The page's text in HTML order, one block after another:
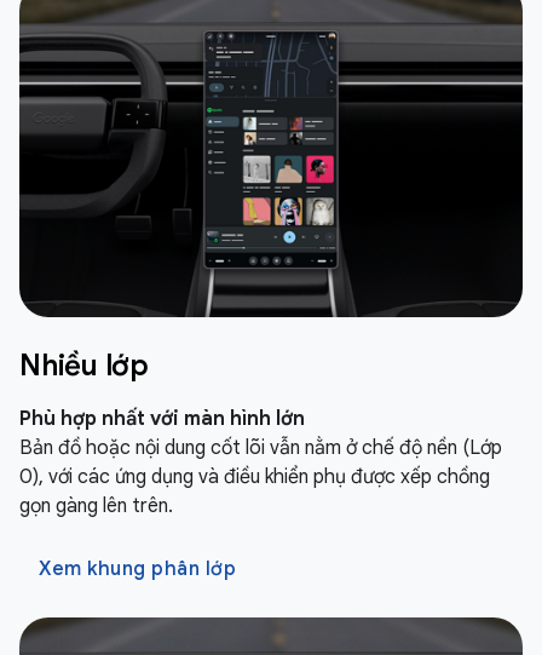
Nhiều lớp
Phù hợp nhất với màn hình lớn
Bản đồ hoặc nội dung cốt lõi vẫn nằm ở chế độ nền (Lớp
0), với các ứng dụng và điều khiển phụ được xếp chồng
gọn gàng lên trên.
Xem khung phân lớp